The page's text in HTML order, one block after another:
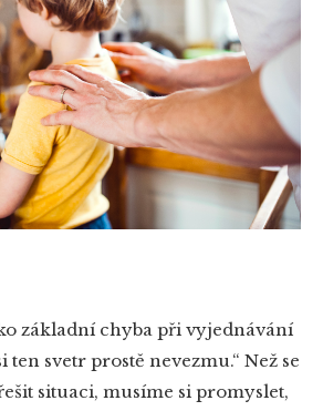
základní chyba při vyjednávání
ten svetr prostě nevezmu.“ Než se
situaci, musíme si promyslet,